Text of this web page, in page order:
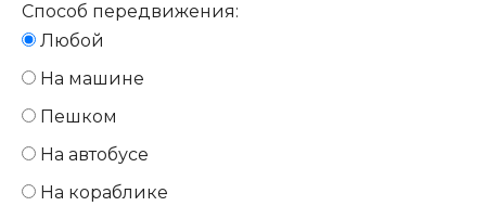
Способ передвижения:
Любой
На машине
Пешком
На автобусе
На кораблике